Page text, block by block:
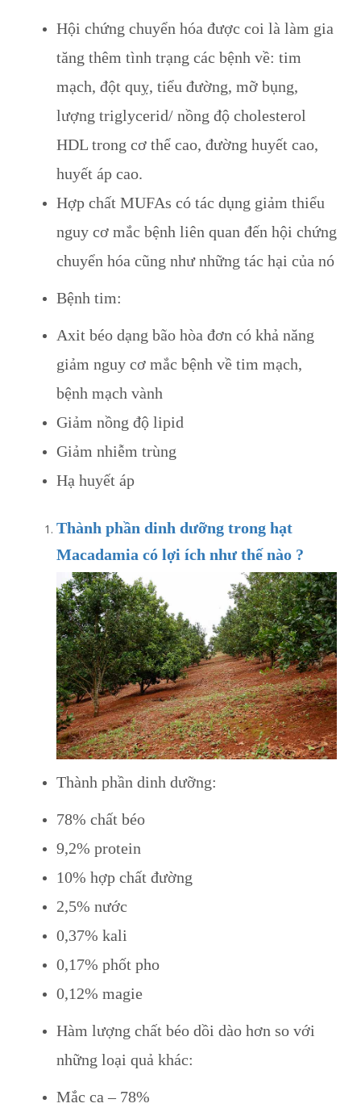
Hội chứng chuyển hóa được coi là làm gia
tăng thêm tình trạng các bệnh về: tim
mạch, đột quỵ, tiểu đường, mỡ bụng,
lượng triglycerid/ nồng độ cholesterol
HDL trong cơ thể cao, đường huyết cao,
huyết áp cao.
Hợp chất MUFAs có tác dụng giảm thiểu
nguy cơ mắc bệnh liên quan đến hội chứng
chuyển hóa cũng như những tác hại của nó
Bệnh tim:
Axit béo dạng bão hòa đơn có khả năng
giảm nguy cơ mắc bệnh về tim mạch,
bệnh mạch vành
Giảm nồng độ lipid
Giảm nhiễm trùng
Hạ huyết áp
Thành phần dinh dưỡng trong hạt
Macadamia có lợi ích như thế nào ?
Thành phần dinh dưỡng:
78% chất béo
9,2% protein
10% hợp chất đường
2,5% nước
0,37% kali
0,17% phốt pho
0,12% magie
Hàm lượng chất béo dồi dào hơn so với
những loại quả khác:
Mắc ca – 78%